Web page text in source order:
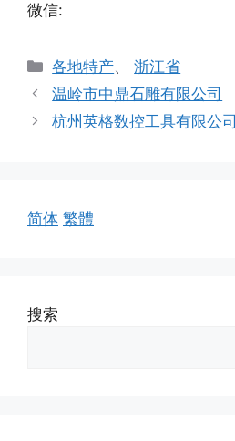
微信:
分
类
各地特产、浙江省
温岭市中鼎石雕有限公司
杭州英格数控工具有限公司
简体 繁體
搜索